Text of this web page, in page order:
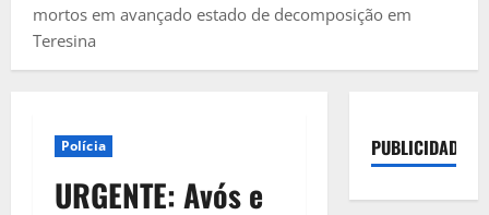
mortos em avançado estado de decomposição em
Teresina
Polícia
URGENTE: Avós e
PUBLICIDADE